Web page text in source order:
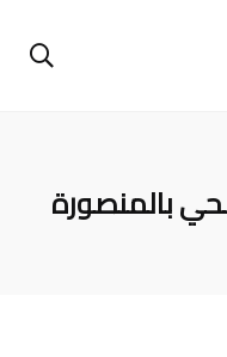
بالمنصورة